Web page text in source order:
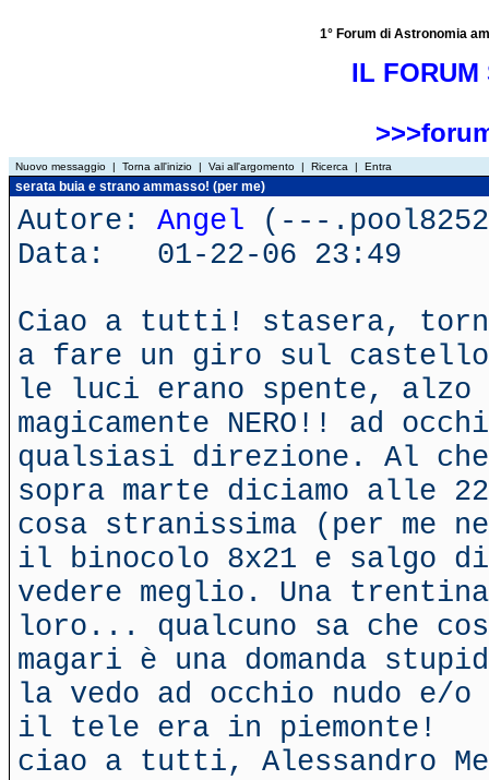
1° Forum di Astronomia
IL FORUM
Nuovo messaggio | Torna all'inizio | Vai all'argomento | Ricerca | Entra
serata buia e strano ammasso! (per me)
Autore: Angel (---
Data: 01-22-06 23:49
Ciao a tutti! stasera,
a fare un giro sul
le luci erano spente,
magicamente NERO!! ad
qualsiasi direzione. Al
sopra marte diciamo alle
cosa stranissima (per me
il binocolo 8x21 e salgo
vedere meglio. Una
loro... qualcuno sa che
magari è una domanda
la vedo ad occhio nudo e/
il tele era in piemonte!
ciao a tutti, Alessandro